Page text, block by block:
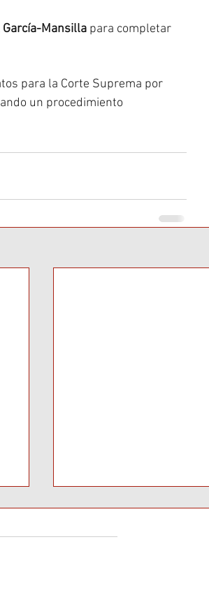
García-Mansilla para completar
para la Corte Suprema por
un procedimiento